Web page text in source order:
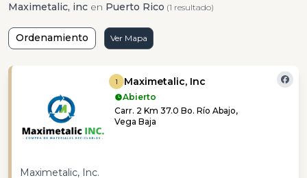
Maximetalic, inc en Puerto Rico (1 resultado)
Ordenamiento Ver Mapa
1 Maximetalic, Inc
Abierto
Carr. 2 Km 37.0 Bo. Río Abajo,
Vega Baja
Maximetalic, Inc.